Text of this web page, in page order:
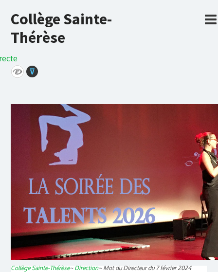
Collège Sainte-
Thérèse
⊽
Collège Sainte-Thérèse~ Direction~ Mot du Directeur du 7 février 2024